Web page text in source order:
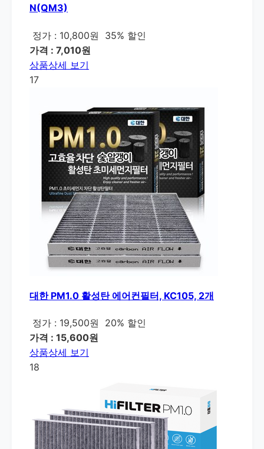
N(QM3)
정가 : 10,800원
35% 할인
가격 : 7,010원
상품상세 보기
17
대한 PM1.0 활성탄 에어컨필터, KC105, 2개
정가 : 19,500원
20% 할인
가격 : 15,600원
상품상세 보기
18